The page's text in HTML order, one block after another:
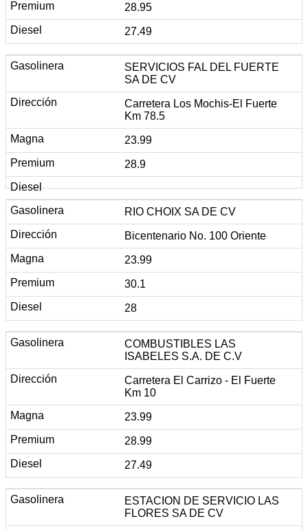
28.95
27.49
SERVICIOS FAL DEL FUERTE
SA DE CV
Carretera Los Mochis-El Fuerte
Km 78.5
23.99
28.9
RIO CHOIX SA DE CV
Bicentenario No. 100 Oriente
23.99
30.1
28
COMBUSTIBLES LAS
ISABELES S.A. DE C.V
Carretera El Carrizo - El Fuerte
Km 10
23.99
28.99
27.49
ESTACION DE SERVICIO LAS
FLORES SA DE CV